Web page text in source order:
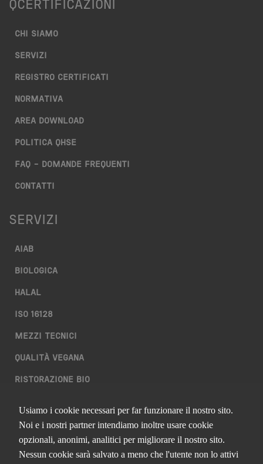
QCERTIFICAZIONI
CHI SIAMO
SERVIZI
REGISTRO CERTIFICATI
NORMATIVA
AREA DOWNLOAD
POLITICA QHSE
FAQ – DOMANDE FREQUENTI
CONTATTI
SERVIZI
AIAB
BIOLOGICA
HALAL
ISO 16128
MEZZI TECNICI
QUALITÀ VEGANA
RISTORAZIONE BIO
QCERTIFICAZIONI S.R.L. A SOCIO UNICO
Usiamo i cookie necessari per far funzionare il nostro sito.
Noi e i nostri partner intendiamo inoltre usare cookie
opzionali, anonimi, analitici per migliorare il nostro sito.
Nessun cookie sarà salvato a meno che l'utente non lo attivi